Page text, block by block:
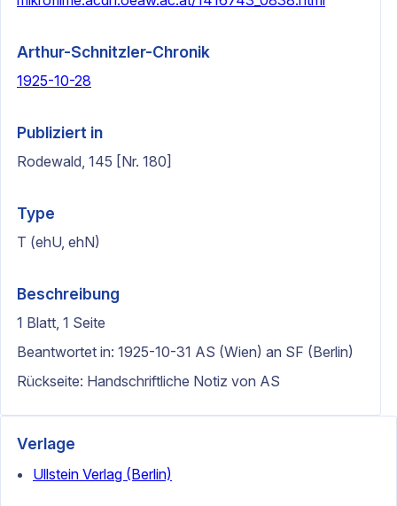
Arthur-Schnitzler-Chronik
1925-10-28
Publiziert in
Rodewald, 145 [Nr. 180]
Type
T (ehU, ehN)
Beschreibung
1 Blatt, 1 Seite
Beantwortet in: 1925-10-31 AS (Wien) an SF (Berlin)
Rückseite: Handschriftliche Notiz von AS
Verlage
Ullstein Verlag (Berlin)